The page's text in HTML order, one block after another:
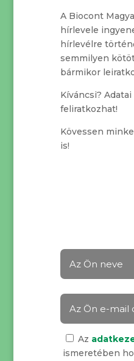
A Biocont
hírlevele
hírlevélre
semmilyen
bármikor
Kíváncsi?
feliratkozhat!
Kövessen
is!
Az
ismeretében